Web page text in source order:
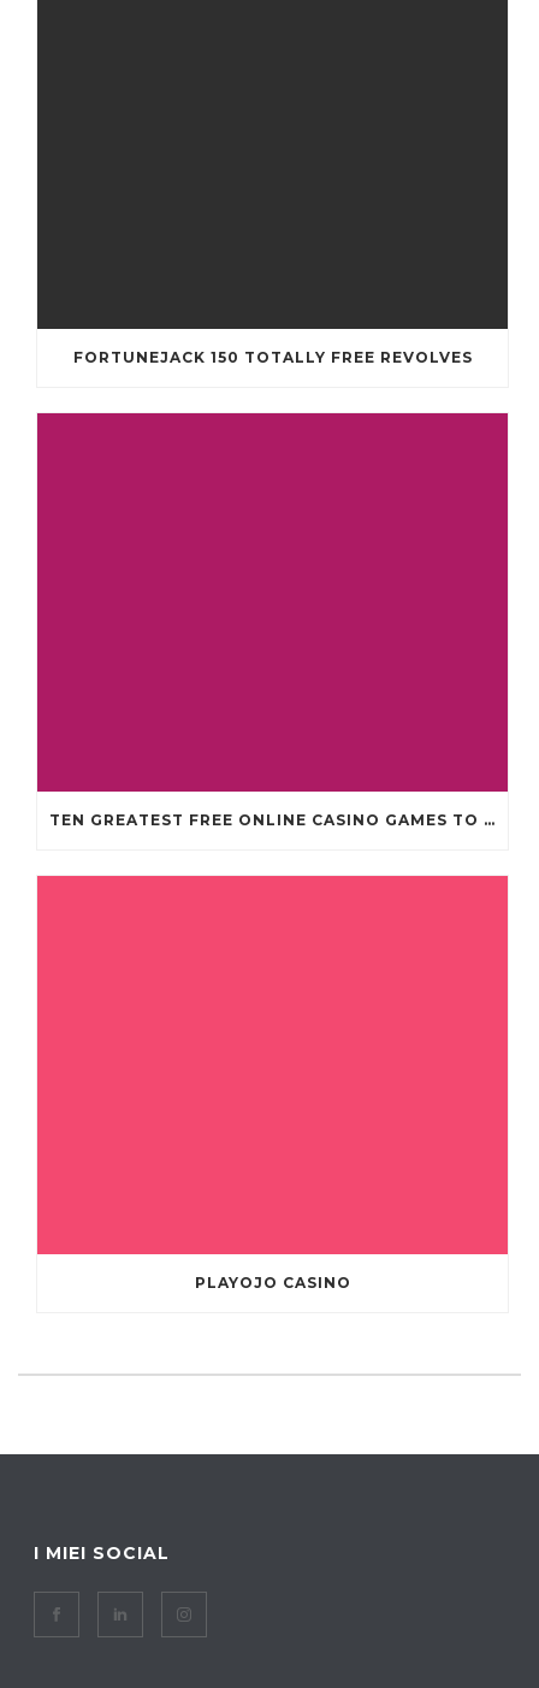
FORTUNEJACK 150 TOTALLY FREE REVOLVES
TEN GREATEST FREE ONLINE CASINO GAMES TO POSSESS ANDROID OS
PLAYOJO CASINO
I MIEI SOCIAL